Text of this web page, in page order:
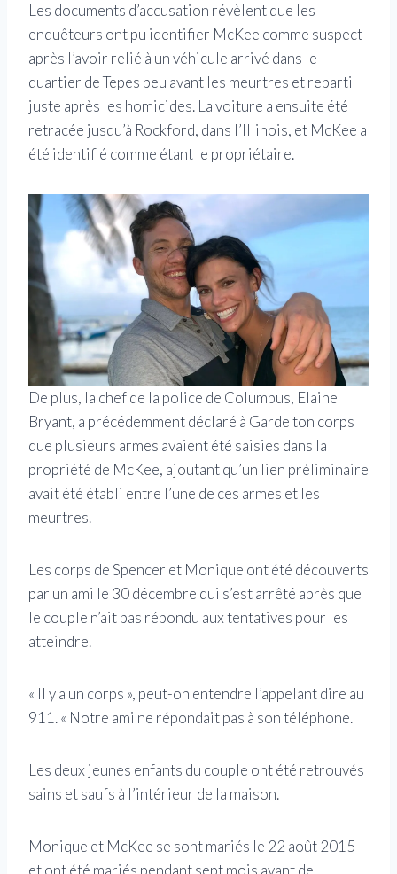
Les documents d’accusation révèlent que les
enquêteurs ont pu identifier McKee comme suspect
après l’avoir relié à un véhicule arrivé dans le
quartier de Tepes peu avant les meurtres et reparti
juste après les homicides. La voiture a ensuite été
retracée jusqu’à Rockford, dans l’Illinois, et McKee a
été identifié comme étant le propriétaire.
De plus, la chef de la police de Columbus, Elaine
Bryant, a précédemment déclaré à Garde ton corps
que plusieurs armes avaient été saisies dans la
propriété de McKee, ajoutant qu’un lien préliminaire
avait été établi entre l’une de ces armes et les
meurtres.
Les corps de Spencer et Monique ont été découverts
par un ami le 30 décembre qui s’est arrêté après que
le couple n’ait pas répondu aux tentatives pour les
atteindre.
« Il y a un corps », peut-on entendre l’appelant dire au
911. « Notre ami ne répondait pas à son téléphone.
Les deux jeunes enfants du couple ont été retrouvés
sains et saufs à l’intérieur de la maison.
Monique et McKee se sont mariés le 22 août 2015
et ont été mariés pendant sept mois avant de